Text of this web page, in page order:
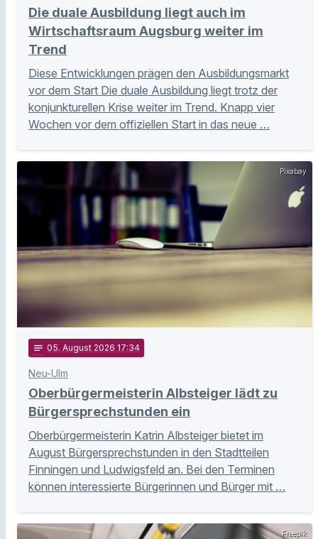
Die duale Ausbildung liegt auch im
Wirtschaftsraum Augsburg weiter im
Trend
Diese Entwicklungen prägen den Ausbildungsmarkt
vor dem Start Die duale Ausbildung liegt trotz der
konjunkturellen Krise weiter im Trend. Knapp vier
Wochen vor dem offiziellen Start in das neue …
Pixabay
notes 05. August 2026 17:34
Neu-Ulm
Oberbürgermeisterin Albsteiger lädt zu
Bürgersprechstunden ein
Oberbürgermeisterin Katrin Albsteiger bietet im
August Bürgersprechstunden in den Stadtteilen
Finningen und Ludwigsfeld an. Bei den Terminen
können interessierte Bürgerinnen und Bürger mit …
Freepik